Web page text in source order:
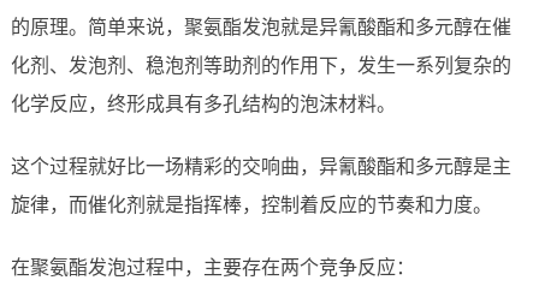
的原理。简单来说，聚氨酯发泡就是异氰酸酯和多元醇在催
化剂、发泡剂、稳泡剂等助剂的作用下，发生一系列复杂的
化学反应，终形成具有多孔结构的泡沫材料。
这个过程就好比一场精彩的交响曲，异氰酸酯和多元醇是主
旋律，而催化剂就是指挥棒，控制着反应的节奏和力度。
在聚氨酯发泡过程中，主要存在两个竞争反应：